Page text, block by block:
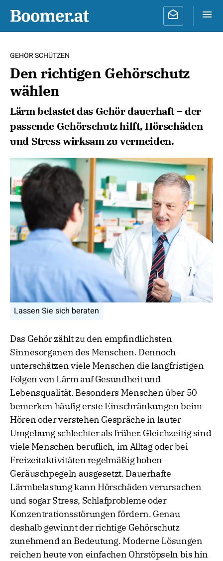
GEHÖR SCHÜTZEN
Den richtigen Gehörschutz
wählen
Lärm belastet das Gehör dauerhaft – der
passende Gehörschutz hilft, Hörschäden
und Stress wirksam zu vermeiden.
Lassen Sie sich beraten
Das Gehör zählt zu den empfindlichsten
Sinnesorganen des Menschen. Dennoch
unterschätzen viele Menschen die langfristigen
Folgen von Lärm auf Gesundheit und
Lebensqualität. Besonders Menschen über 50
bemerken häufig erste Einschränkungen beim
Hören oder verstehen Gespräche in lauter
Umgebung schlechter als früher. Gleichzeitig sind
viele Menschen beruflich, im Alltag oder bei
Freizeitaktivitäten regelmäßig hohen
Geräuschpegeln ausgesetzt. Dauerhafte
Lärmbelastung kann Hörschäden verursachen
und sogar Stress, Schlafprobleme oder
Konzentrationsstörungen fördern. Genau
deshalb gewinnt der richtige Gehörschutz
zunehmend an Bedeutung. Moderne Lösungen
reichen heute von einfachen Ohrstöpseln bis hin